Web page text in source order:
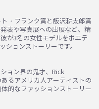
・フランク賞と飯沢耕太郎賞
表や写真展への出展など、精
が3名の女性モデルをポエテ
ションストーリーです。
ョン界の鬼才、Rick
るアメリカ人アーティストの
的なファッションストーリー